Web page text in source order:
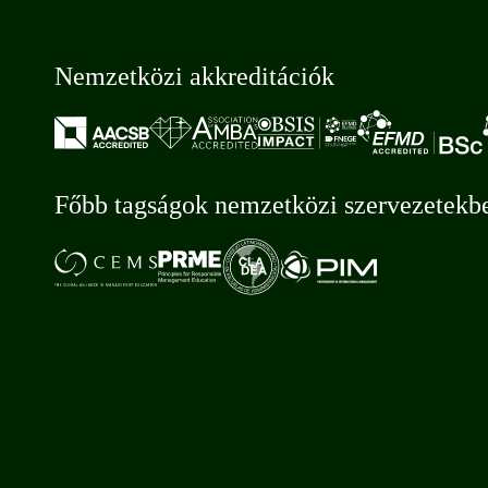
Nemzetközi akkreditációk
Főbb tagságok nemzetközi